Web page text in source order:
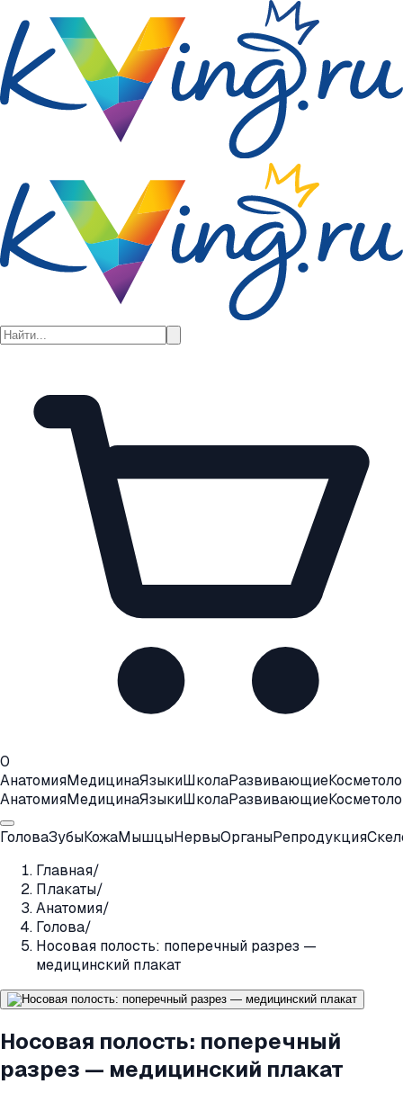
0
АнатомияМедицинаЯзыкиШколаРазвивающие
АнатомияМедицинаЯзыкиШколаРазвивающие
ГоловаЗубыКожаМышцыНервыОрганыРепродукция
Главная/
Плакаты/
Анатомия/
Голова/
Носовая полость: поперечный разрез —
медицинский плакат
Носовая полость: поперечный
разрез — медицинский плакат